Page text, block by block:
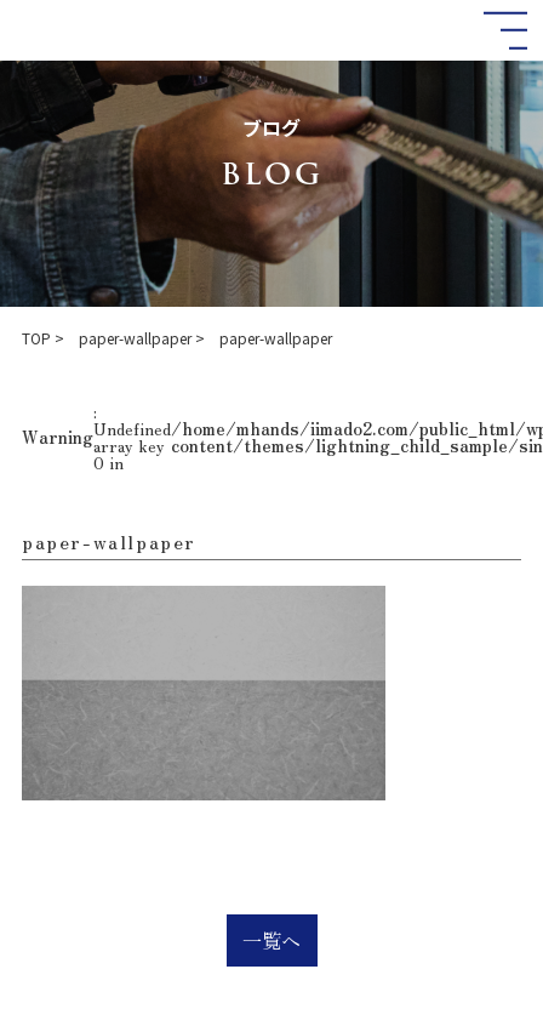
テ
ス
キ
ッ
プ
ゲ
ン
に
移
動
ブログ
BLOG
TOP paper-wallpaper paper-wallpaper
Warning
:
Undefined
array key
0 in
/home/mhands/iimado2.com/public_html/
content/themes/lightning_child_sample/
paper-wallpaper
一覧へ